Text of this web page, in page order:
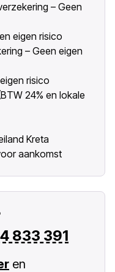
– Geen
eigen risico
– Geen eigen
risico
24% en lokale
Kreta
aankomst
833 391
en